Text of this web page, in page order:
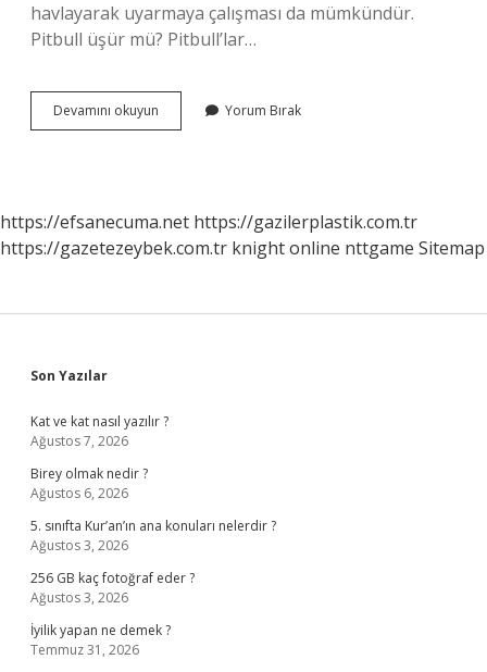
havlayarak uyarmaya çalışması da mümkündür.
Pitbull üşür mü? Pitbull’lar…
Devamını okuyun
Üşür
Yorum Bırak
https://efsanecuma.net https://gazilerplastik.com.tr
https://gazetezeybek.com.tr knight online nttgame Sitemap
Sidebar
Son Yazılar
Kat ve kat nasıl yazılır ?
Ağustos 7, 2026
Birey olmak nedir ?
Ağustos 6, 2026
5. sınıfta Kur’an’ın ana konuları nelerdir ?
Ağustos 3, 2026
256 GB kaç fotoğraf eder ?
Ağustos 3, 2026
İyilik yapan ne demek ?
Temmuz 31, 2026